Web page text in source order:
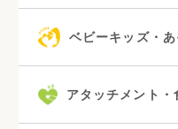
ベビーキッズ・
アタッチメント・